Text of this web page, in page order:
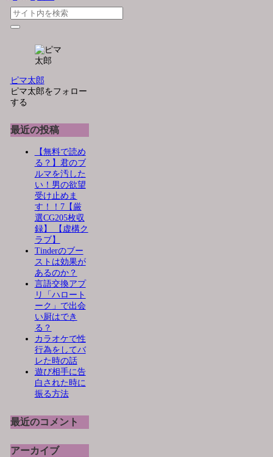
ピマ太郎
ピマ太郎をフォロー
する
最近の投稿
【無料で読め
る？】君のブ
ルマを汚した
い！男の欲望
受け止めま
す！！7【厳
選CG205枚収
録】 【虚構ク
ラブ】
Tinderのブー
ストは効果が
あるのか？
言語交換アプ
リ「ハロート
ーク」で出会
い厨はでき
る？
カラオケで性
行為をしてバ
レた時の話
遊び相手に告
白された時に
振る方法
最近のコメント
アーカイブ